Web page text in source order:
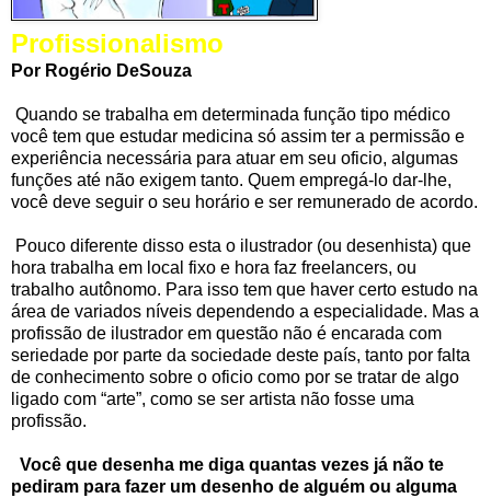
Profissionalismo
Por Rogério DeSouza
Quando se trabalha em determinada função tipo médico
você tem que estudar medicina só assim ter a permissão e
experiência necessária para atuar em seu oficio, algumas
funções até não exigem tanto. Quem empregá-lo dar-lhe,
você deve seguir o seu horário e ser remunerado de acordo.
Pouco diferente disso esta o ilustrador (ou desenhista) que
hora trabalha em local fixo e hora faz freelancers, ou
trabalho autônomo. Para isso tem que haver certo estudo na
área de variados níveis dependendo a especialidade. Mas a
profissão de ilustrador em questão não é encarada com
seriedade por parte da sociedade deste país, tanto por falta
de conhecimento sobre o oficio como por se tratar de algo
ligado com “arte”, como se ser artista não fosse uma
profissão.
Você que desenha me diga quantas vezes já não te
pediram para fazer um desenho de alguém ou alguma